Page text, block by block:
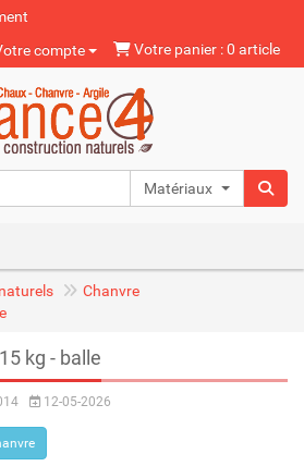
compte
Votre panier : 0 article
Matériaux naturels
Chanvre
kg - balle
12-05-2026